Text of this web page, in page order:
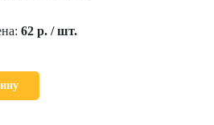
62 р. / шт.